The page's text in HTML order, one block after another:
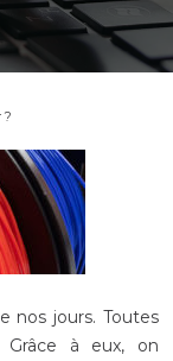
?
nos jours. Toutes
Grâce à eux, on